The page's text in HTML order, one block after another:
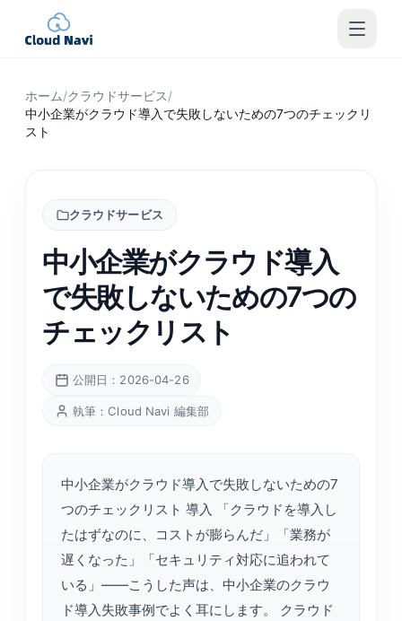
ホーム/クラウドサービス/
中小企業がクラウド導入で失敗しないための7つのチェックリ
スト
クラウドサービス
中小企業がクラウド導入
で失敗しないための7つの
チェックリスト
公開日：2026-04-26
執筆：Cloud Navi 編集部
中小企業がクラウド導入で失敗しないための7
つのチェックリスト 導入 「クラウドを導入し
たはずなのに、コストが膨らんだ」「業務が
遅くなった」「セキュリティ対応に追われて
いる」——こうした声は、中小企業のクラウ
ド導入失敗事例でよく耳にします。 クラウド